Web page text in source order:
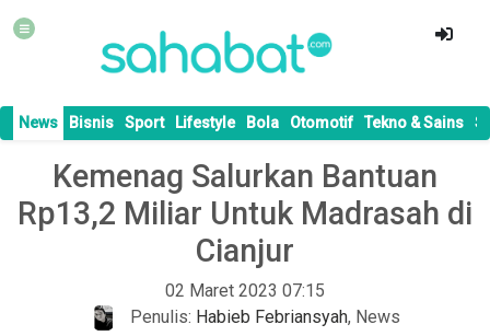
News Bisnis Sport Lifestyle Bola Otomotif Tekno & Sains
Kemenag Salurkan Bantuan
Rp13,2 Miliar Untuk Madrasah di
Cianjur
02 Maret 2023 07:15
Penulis: Habieb Febriansyah, News